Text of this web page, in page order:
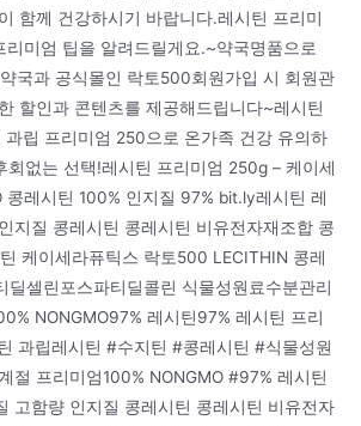
함께 건강하시기 바랍니다.레시틴 프리미
미엄 팁을 알려드릴게요.~약국명품으로
국과 공식몰인 락토500회원가입 시 회원관
할인과 콘텐츠를 제공해드립니다~레시틴
립 프리미엄 250으로 온가족 건강 유의하
회없는 선택!레시틴 프리미엄 250g – 케이세
콩레시틴 100% 인지질 97% bit.ly레시틴 레
지질 콩레시틴 콩레시틴 비유전자재조합 콩
케이세라퓨틱스 락토500 LECITHIN 콩레
딜셀린포스파티딜콜린 식물성원료수분관리
NONGMO97% 레시틴97% 레시틴 프리
과립레시틴 #수지틴 #콩레시틴 #식물성원
절 프리미엄100% NONGMO #97% 레시틴
고함량 인지질 콩레시틴 콩레시틴 비유전자